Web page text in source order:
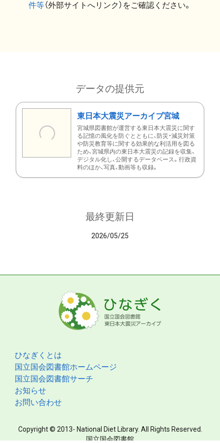
件等（外部サイトへリンク）をご確認ください。
データの提供元
東日本大震災アーカイブ宮城
宮城県図書館が運営する東日本大震災に関す
る記憶の風化を防ぐとともに、防災・減災対策
や防災教育等に関する効果的な利活用を図る
ため、宮城県内の東日本大震災の記録を収集、
デジタル化し、公開するデータベース。行政資
料のほか、写真、動画等も収録。
最終更新日
2026/05/25
ひなぎくとは
国立国会図書館ホームページ
国立国会図書館サーチ
お知らせ
お問い合わせ
Copyright © 2013- National Diet Library. All Rights Reserved.